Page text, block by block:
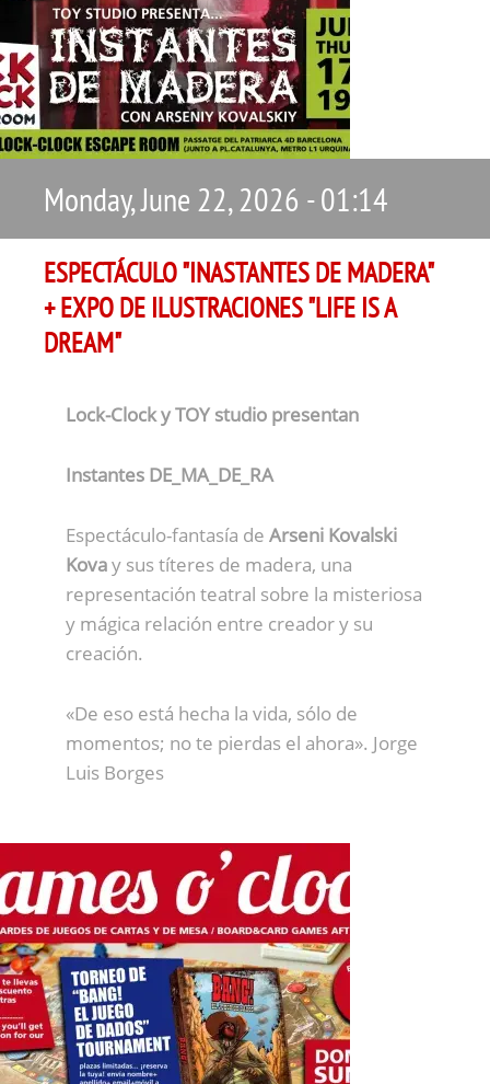
Monday, June 22, 2026 - 01:14
ESPECTÁCULO "INASTANTES DE MADERA"
+ EXPO DE ILUSTRACIONES "LIFE IS A
DREAM"
Lock-Clock y TOY studio presentan
Instantes DE_MA_DE_RA
Espectáculo-fantasía de Arseni Kovalski
Kova y sus títeres de madera, una
representación teatral sobre la misteriosa
y mágica relación entre creador y su
creación.
«De eso está hecha la vida, sólo de
momentos; no te pierdas el ahora». Jorge
Luis Borges